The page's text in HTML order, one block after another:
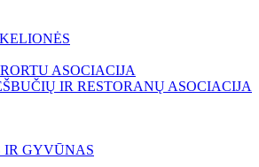
ASOCIACIJA
IR RESTORANŲ ASOCIACIJA
IR GYVŪNAS